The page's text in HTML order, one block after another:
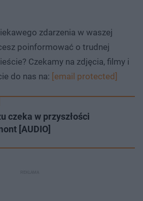
zdarzenia w waszej
poinformować o trudnej
Czekamy na zdjęcia, filmy i
do nas na: [email protected]
czeka w przyszłości
[AUDIO]